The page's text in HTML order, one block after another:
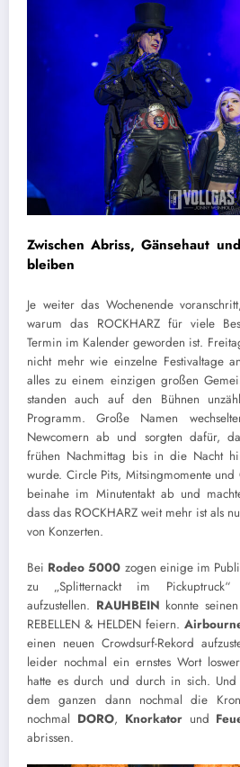
Zwischen Abriss, Gänsehaut
bleiben
Je weiter das Wochenende
warum das ROCKHARZ für viele
Termin im Kalender geworden ist.
nicht mehr wie einzelne Festivaltage
alles zu einem einzigen großen
standen auch auf den Bühnen
Programm. Große Namen
Newcomern ab und sorgten dafür,
frühen Nachmittag bis in die Nacht
wurde. Circle Pits, Mitsingmomente und
beinahe im Minutentakt ab und
dass das ROCKHARZ weit mehr ist als
von Konzerten.
Bei Rodeo 5000 zogen einige im
zu „Splitternackt im Pickuptruck“
aufzustellen. RAUHBEIN konnte
REBELLEN & HELDEN feiern.
einen neuen Crowdsurf-Rekord
leider nochmal ein ernstes Wort
hatte es durch und durch in sich.
dem ganzen dann nochmal die
nochmal DORO, Knorkatorund
abrissen.